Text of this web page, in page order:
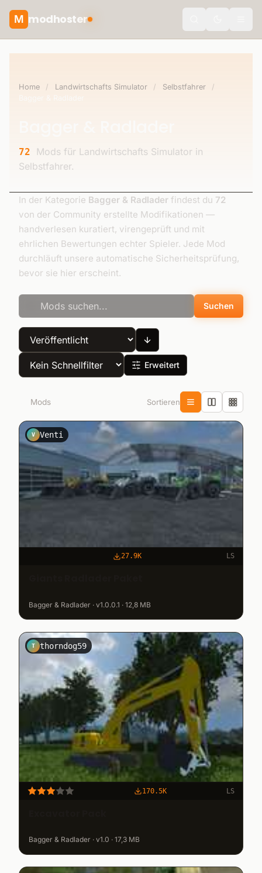
M modhoster
Home / Landwirtschafts Simulator / Selbstfahrer
/
72
Mods für Landwirtschafts Simulator in
Selbstfahrer.
In der Kategorie Bagger & Radlader findest du 72
von der Community erstellte Modifikationen —
handverlesen kuratiert, virengeprüft und mit
ehrlichen Bewertungen echter Spieler. Jede Mod
durchläuft unsere automatische Sicherheitsprüfung,
bevor sie hier erscheint.
Suchen
Erweitert
Mods Sortieren
V Venti
27.9K LS
Bagger & Radlader · v1.0.0.1 · 12,8 MB
T thorndog59
170.5K LS
Bagger & Radlader · v1.0 · 17,3 MB